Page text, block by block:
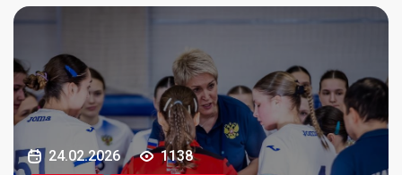
24.02.2026
1138